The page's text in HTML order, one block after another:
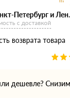
Петербург и
с доставкой
возврата товара
дешевле?